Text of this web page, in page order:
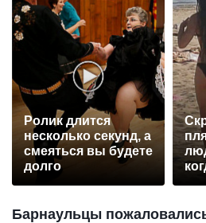
Ролик длится
несколько секунд, а
смеяться вы будете
долго
Барнаульцы